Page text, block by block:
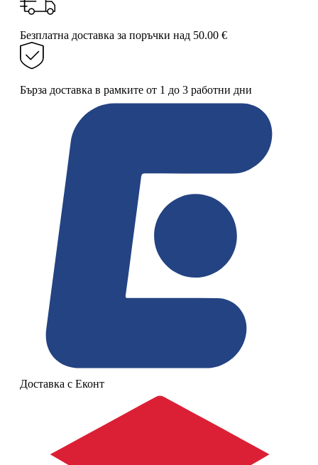
Безплатна доставка за поръчки над 50.00 €
Бърза доставка в рамките от 1 до 3 работни дни
Доставка с Еконт